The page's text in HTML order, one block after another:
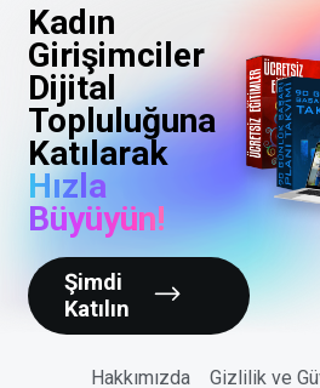
Kadın
Girişimciler
Dijital
Topluluğuna
Katılarak
Hızla
Büyüyün!
Şimdi
Katılın
Hakkımızda Gizlilik ve